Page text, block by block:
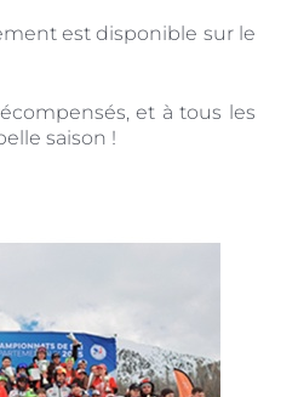
est disponible sur le
et à tous les
saison !